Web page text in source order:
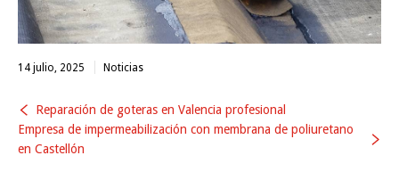
14 julio, 2025 Noticias
Reparación de goteras en Valencia profesional
Empresa de impermeabilización con membrana de poliuretano
en Castellón